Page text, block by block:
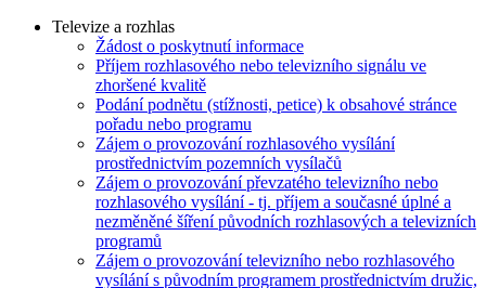
Televize a rozhlas
Žádost o poskytnutí informace
Příjem rozhlasového nebo televizního signálu ve
zhoršené kvalitě
Podání podnětu (stížnosti, petice) k obsahové stránce
pořadu nebo programu
Zájem o provozování rozhlasového vysílání
prostřednictvím pozemních vysílačů
Zájem o provozování převzatého televizního nebo
rozhlasového vysílání - tj. příjem a současné úplné a
nezměněné šíření původních rozhlasových a televizních
programů
Zájem o provozování televizního nebo rozhlasového
vysílání s původním programem prostřednictvím družic,